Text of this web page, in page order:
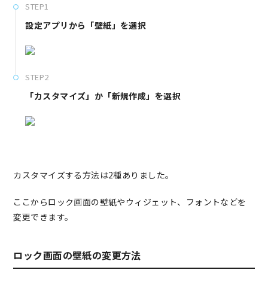
STEP1
設定アプリから「壁紙」を選択
STEP2
「カスタマイズ」か「新規作成」を選択
カスタマイズする方法は2種ありました。
ここからロック画面の壁紙やウィジェット、フォントなどを
変更できます。
ロック画面の壁紙の変更方法